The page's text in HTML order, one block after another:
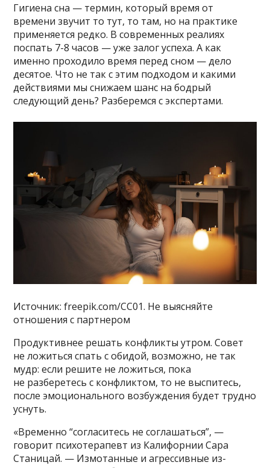
Гигиена сна — термин, который время от
времени звучит то тут, то там, но на практике
применяется редко. В современных реалиях
поспать 7-8 часов — уже залог успеха. А как
именно проходило время перед сном — дело
десятое. Что не так с этим подходом и какими
действиями мы снижаем шанс на бодрый
следующий день? Разберемся с экспертами.
Источник: freepik.com/CC01. Не выясняйте
отношения с партнером
Продуктивнее решать конфликты утром. Совет
не ложиться спать с обидой, возможно, не так
мудр: если решите не ложиться, пока
не разберетесь с конфликтом, то не выспитесь,
после эмоционального возбуждения будет трудно
уснуть.
«Временно “согласитесь не соглашаться”, —
говорит психотерапевт из Калифорнии Сара
Станицай. — Измотанные и агрессивные из-